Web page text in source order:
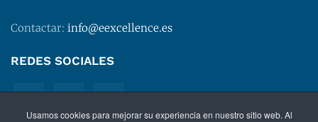
Usamos cookies para mejorar su experiencia en nuestro sitio web. Al
Contactar: info@eexcellence.es
REDES SOCIALES